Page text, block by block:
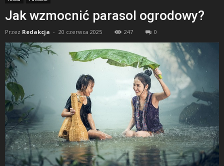
Jak wzmocnić parasol ogrodowy?
Przez Redakcja - 20 czerwca 2025 247 0